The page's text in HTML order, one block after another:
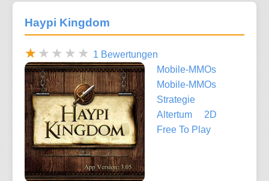
Haypi Kingdom
1 Bewertungen
Mobile-MMOs
Mobile-MMOs
Strategie
Altertum
2D
Free To Play